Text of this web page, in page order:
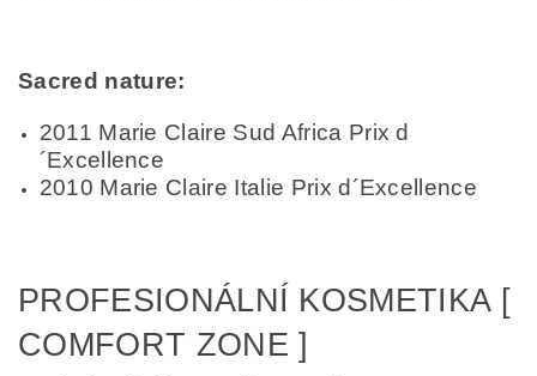
Sacred nature:
2011 Marie Claire Sud Africa Prix d
´Excellence
2010 Marie Claire Italie Prix d´Excellence
PROFESIONÁLNÍ KOSMETIKA [
COMFORT ZONE ]